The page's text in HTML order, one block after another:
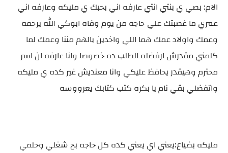
الام: بصي ي بنتي انتي عارفه اني بحبك ي مليكه وعارفه اني
عمري ما غصبتك علي حاجه من يوم وفاه ابوكي الله يرحمه
وعمك واولاد عمك هما اللي واخدين بالهم مننا وعمك لما
كلمني مقدرش ارفضله الطلب ده خصوصا وانا عارفه ان اسر
محترم وهيقدر يحافظ عليكي وانا معنديش غير كده ي مليكه
واتفضلي بقي نام يا بكره كتب كتابك يعرووسه
مليكه بضياع:يعني اي يعني كده كل حاجه بح شغلي وحلمي